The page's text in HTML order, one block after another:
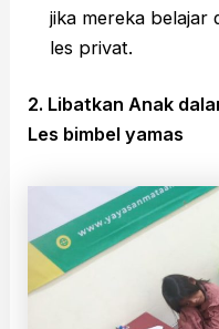
jika mereka belajar
les privat.
2. Libatkan Anak
Les bimbel yamas